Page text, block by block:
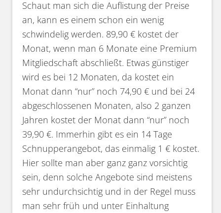
Schaut man sich die Auflistung der Preise
an, kann es einem schon ein wenig
schwindelig werden. 89,90 € kostet der
Monat, wenn man 6 Monate eine Premium
Mitgliedschaft abschließt. Etwas günstiger
wird es bei 12 Monaten, da kostet ein
Monat dann “nur” noch 74,90 € und bei 24
abgeschlossenen Monaten, also 2 ganzen
Jahren kostet der Monat dann “nur” noch
39,90 €. Immerhin gibt es ein 14 Tage
Schnupperangebot, das einmalig 1 € kostet.
Hier sollte man aber ganz ganz vorsichtig
sein, denn solche Angebote sind meistens
sehr undurchsichtig und in der Regel muss
man sehr früh und unter Einhaltung